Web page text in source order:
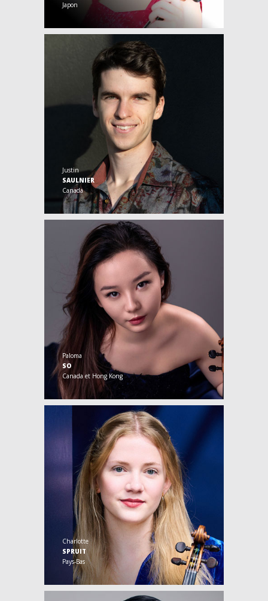
Japon
Justin
SAULNIER
Canada
Paloma
SO
Canada et Hong Kong
Charlotte
SPRUIT
Pays-Bas